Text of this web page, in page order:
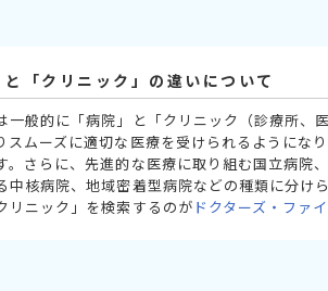
と「クリニック」の違いについて
一般的に「病院」と「クリニック（診療所、
スムーズに適切な医療を受けられるようにな
。さらに、先進的な医療に取り組む国立病院
中核病院、地域密着型病院などの種類に分け
リニック」を検索するのが ドクターズ・ファ